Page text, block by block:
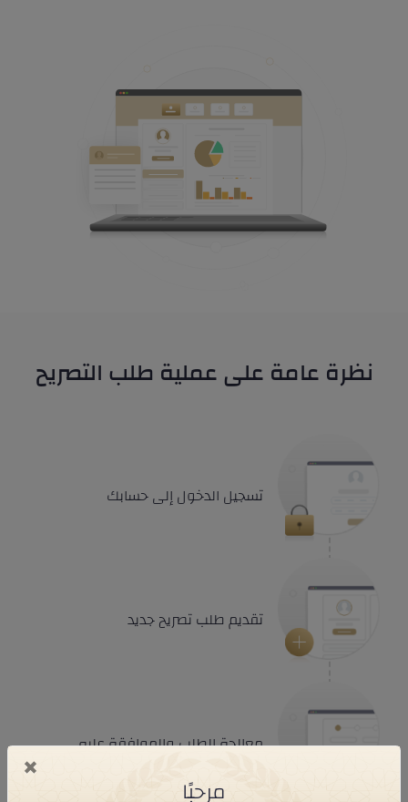
نظرة عامة على عملية طلب التصريح
تسجيل الدخول إلى حسابك
تقديم طلب تصريح جديد
معالجة الطلب والموافقة عليه
مرحبًا
×